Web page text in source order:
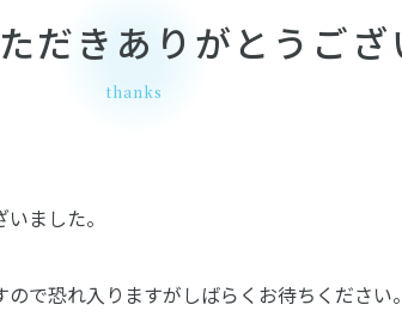
だきありがとうござ
thanks
ました。
で恐れ入りますがしばらくお待ちください。